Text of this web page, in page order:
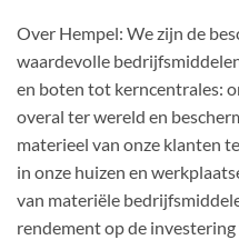
Over Hempel: We zijn de
waardevolle
en boten tot kerncentrales:
overal ter wereld en
materieel van onze klanten
in onze huizen en
van materiële
rendement op de investering